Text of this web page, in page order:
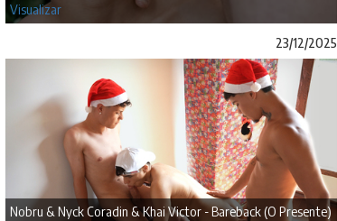
Visualizar
23/12/2025
Nobru & Nyck Coradin & Khai Victor - Bareback (O Presente)